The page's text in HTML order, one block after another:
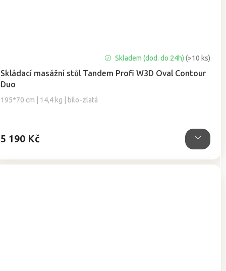
Skládací masážní stůl Tandem Profi W3D Oval Contour
Duo
195*70 cm | 14,4 kg | bílo-zlatá
hodnocení
produktu
je
5,0
Skladem (dod. do 24h)(>10 ks)
5 190 Kč